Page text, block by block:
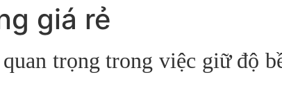
giá rẻ
trọng trong việc giữ độ